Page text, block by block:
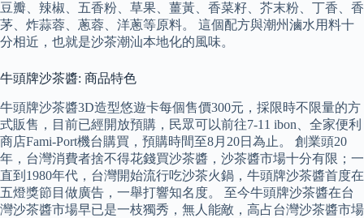
豆瓣、辣椒、五香粉、草果、薑黃、香菜籽、芥末粉、丁香、香
茅、炸蒜蓉、蔥蓉、洋蔥等原料。 這個配方與潮州滷水用料十
分相近，也就是沙茶潮汕本地化的風味。
牛頭牌沙茶醬: 商品特色
牛頭牌沙茶醬3D造型悠遊卡每個售價300元，採限時不限量的方
式販售，目前已經開放預購，民眾可以前往7-11 ibon、全家便利
商店Fami-Port機台購買，預購時間至8月20日為止。 創業頭20
年，台灣消費者捨不得花錢買沙茶醬，沙茶醬市場十分有限；一
直到1980年代，台灣開始流行吃沙茶火鍋，牛頭牌沙茶醬首度在
五燈獎節目做廣告，一舉打響知名度。 至今牛頭牌沙茶醬在台
灣沙茶醬市場早已是一枝獨秀，無人能敵，高占台灣沙茶醬市場